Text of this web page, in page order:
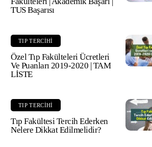
TUS Başarısı
TIP TERCIHI
Özel Tıp Fakülteleri Ücretleri
Ve Puanları 2019-2020 | TAM
LİSTE
TIP TERCIHI
Tıp Fakültesi Tercih Ederken
Nelere Dikkat Edilmelidir?